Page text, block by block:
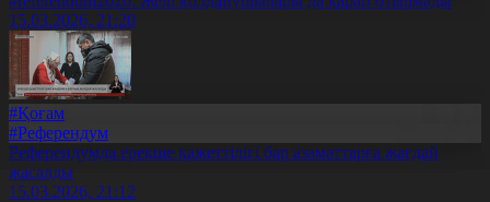
15.03.2026, 21:20
#Қоғам
#Референдум
Референдумда ерекше қажеттілігі бар азаматтарға жағдай
жасалды
15.03.2026, 21:12